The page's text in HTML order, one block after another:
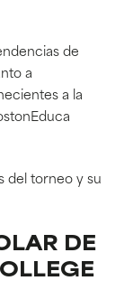
de
a
a la
del torneo y su
DE